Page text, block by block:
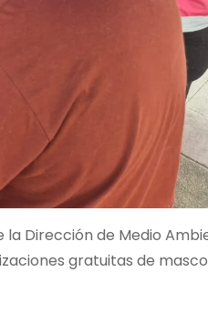
la Dirección de Medio
gratuitas de